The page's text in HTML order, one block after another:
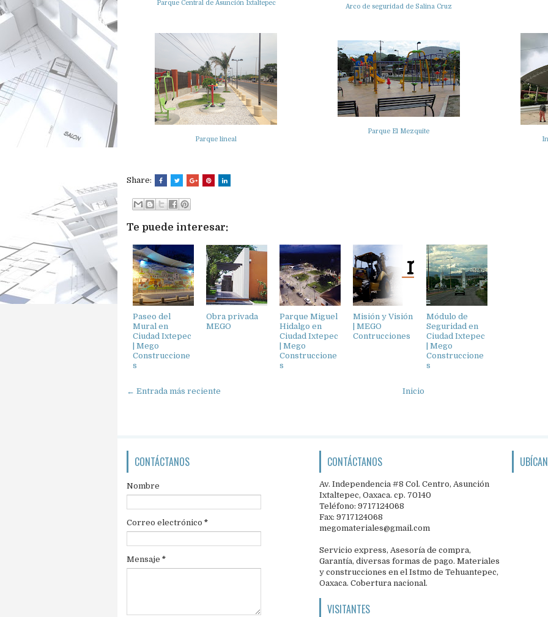
Parque Central de Asunción Ixtaltepec
Arco de seguridad de Salina Cruz
Parque lineal
Parque El Mezquite
Share:
Te puede interesar:
Paseo del
Mural en
Ciudad Ixtepec
| Mego
Construccione
s
Obra privada
MEGO
Parque Miguel
Hidalgo en
Ciudad Ixtepec
| Mego
Construccione
s
Misión y Visión
| MEGO
Contrucciones
Módulo de
Seguridad en
Ciudad Ixtepec
| Mego
Construccione
s
← Entrada más reciente Inicio
CONTÁCTANOS
Nombre
Correo electrónico *
Mensaje *
CONTÁCTANOS
Av. Independencia #8 Col. Centro, Asunción
Ixtaltepec, Oaxaca. cp. 70140
Teléfono: 9717124068
Fax: 9717124068
megomateriales@gmail.com
Servicio express, Asesoría de compra,
Garantía, diversas formas de pago. Materiales
y construcciones en el Istmo de Tehuantepec,
Oaxaca. Cobertura nacional.
VISITANTES